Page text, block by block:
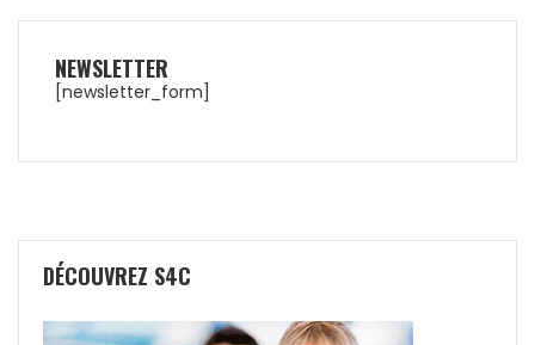
NEWSLETTER
[newsletter_form]
DÉCOUVREZ S4C